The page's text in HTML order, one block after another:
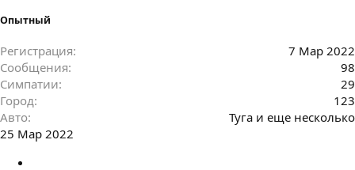
Опытный
Регистрация
7 Мар 2022
Сообщения
98
Симпатии
29
Город
123
Авто
Туга и еще несколько
25 Мар 2022